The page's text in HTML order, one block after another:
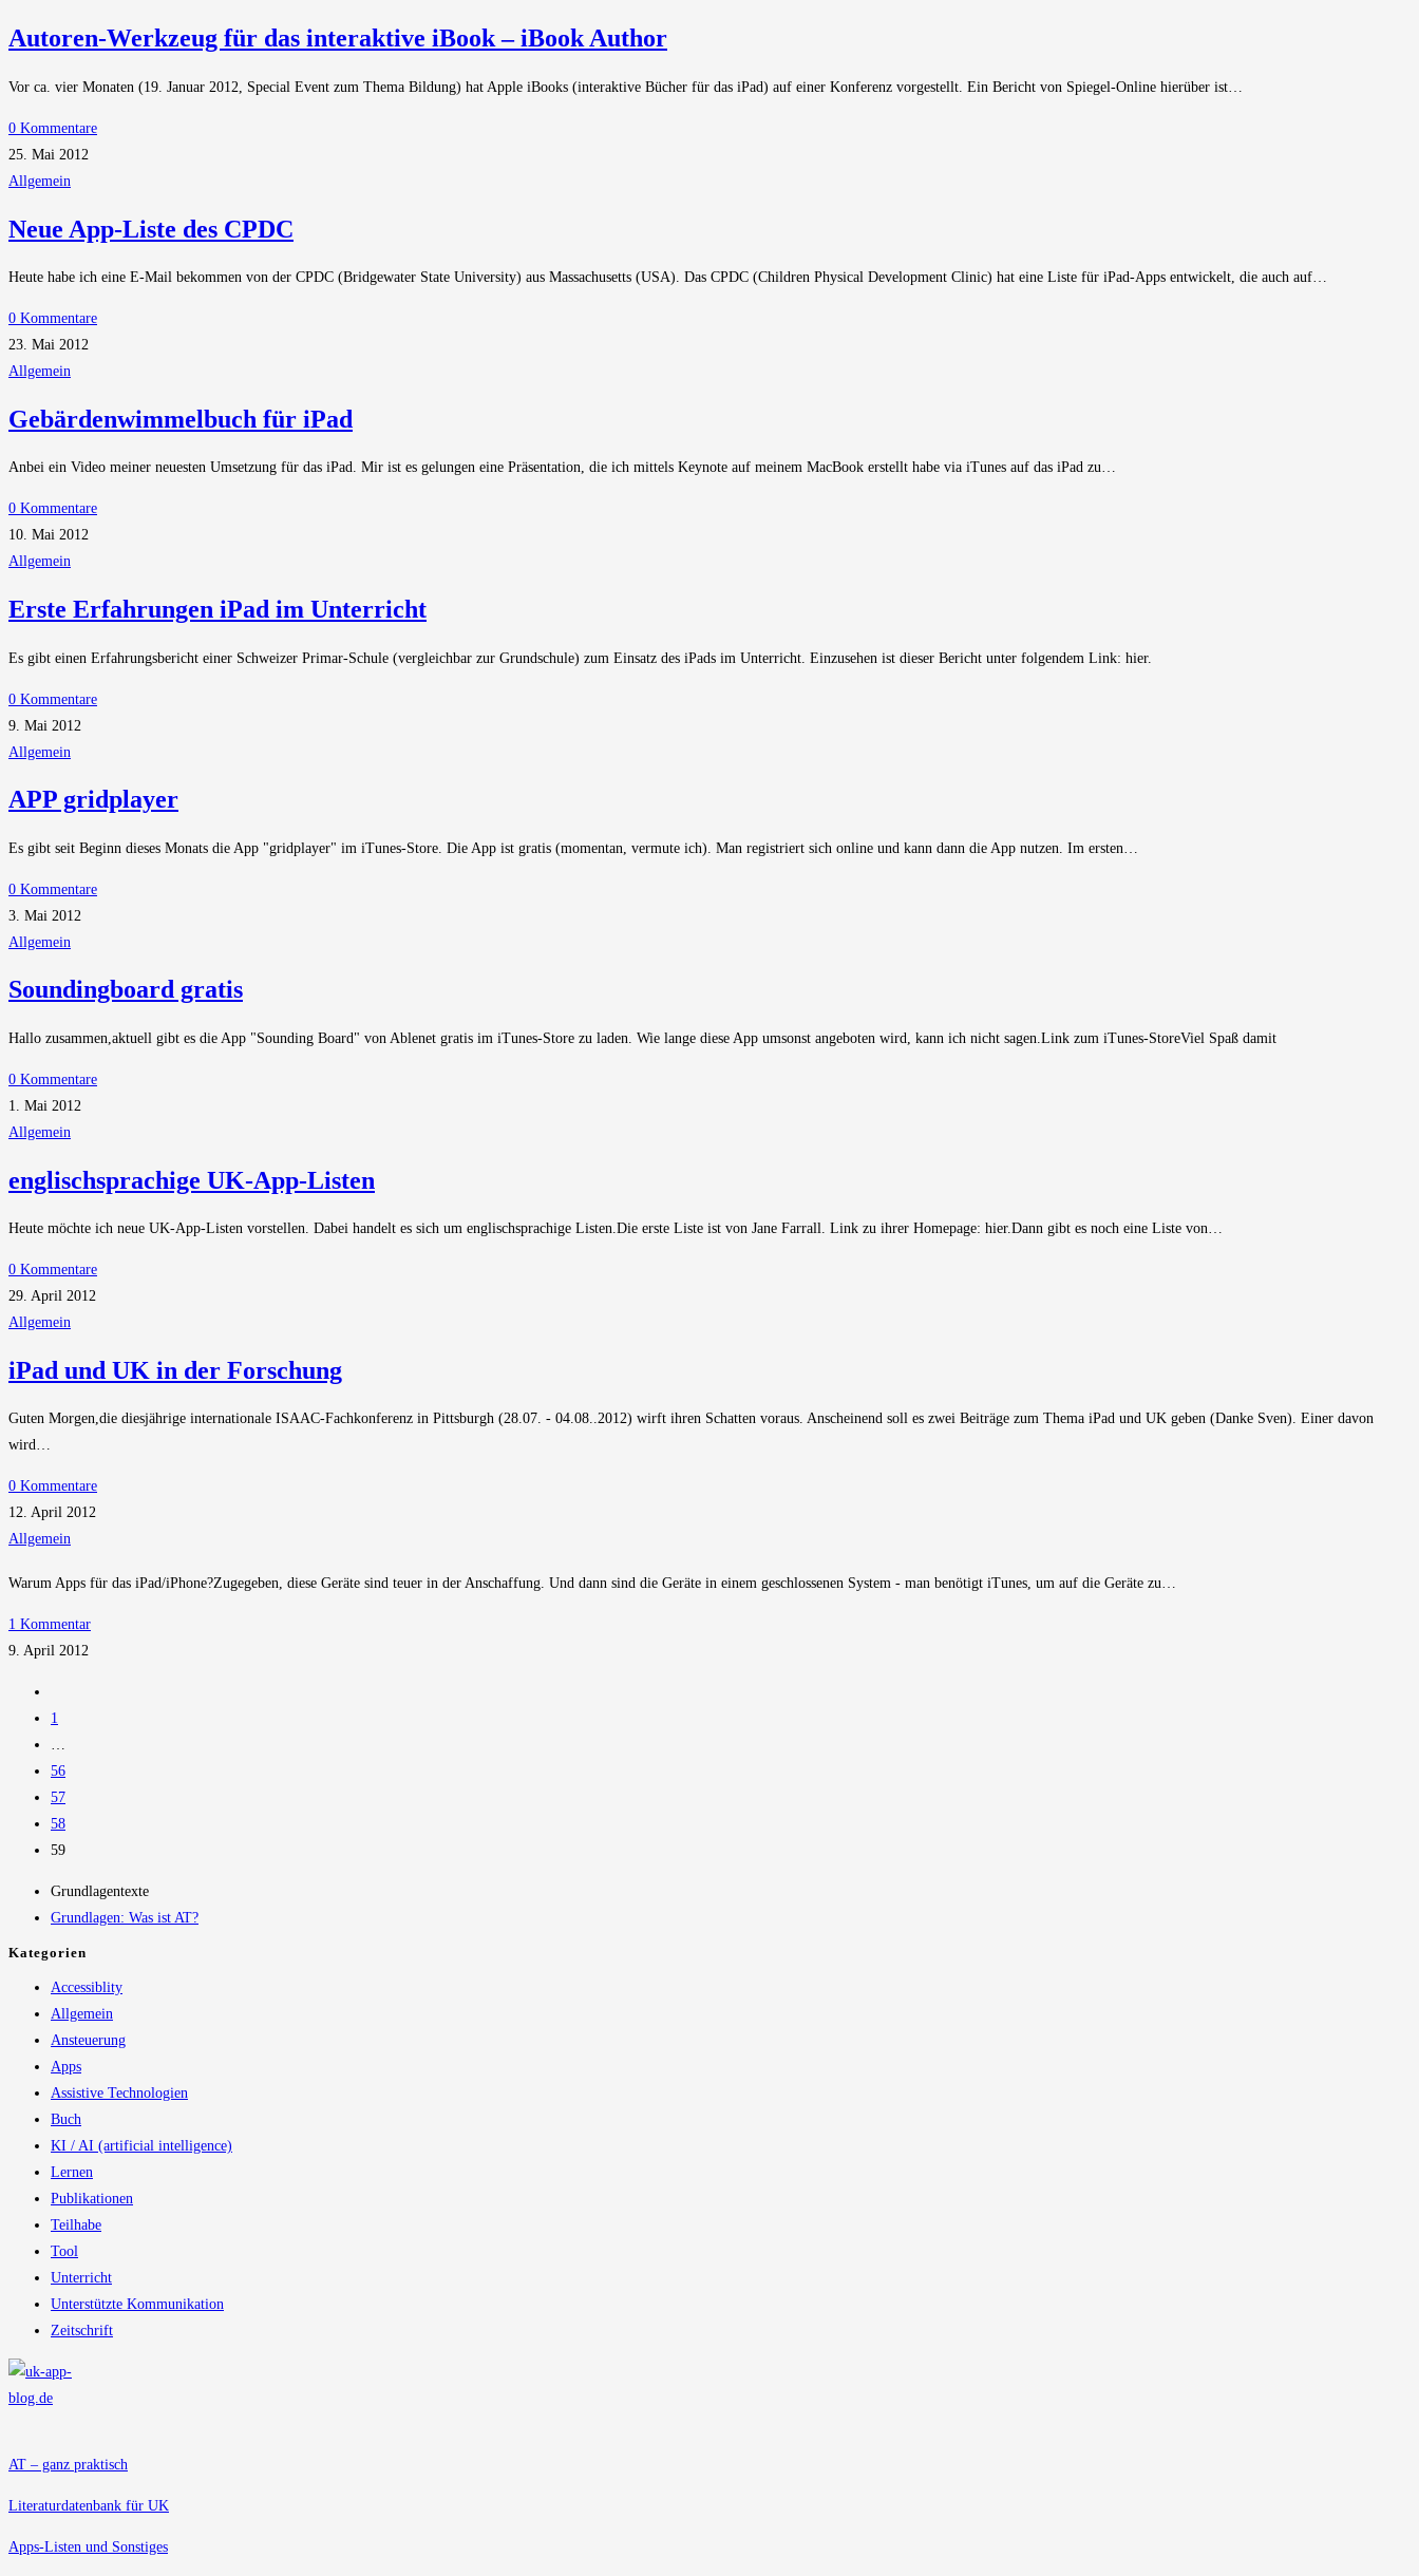
Autoren-Werkzeug für das interaktive iBook – iBook Author
Vor ca. vier Monaten (19. Januar 2012, Special Event zum Thema Bildung) hat Apple iBooks (interaktive Bücher für das iPad) auf einer Konferenz vorgestellt. Ein Bericht von Spiegel-Online hierüber ist…
0 Kommentare
25. Mai 2012
Allgemein
Neue App-Liste des CPDC
Heute habe ich eine E-Mail bekommen von der CPDC (Bridgewater State University) aus Massachusetts (USA). Das CPDC (Children Physical Development Clinic) hat eine Liste für iPad-Apps entwickelt, die auch auf…
0 Kommentare
23. Mai 2012
Allgemein
Gebärdenwimmelbuch für iPad
Anbei ein Video meiner neuesten Umsetzung für das iPad. Mir ist es gelungen eine Präsentation, die ich mittels Keynote auf meinem MacBook erstellt habe via iTunes auf das iPad zu…
0 Kommentare
10. Mai 2012
Allgemein
Erste Erfahrungen iPad im Unterricht
Es gibt einen Erfahrungsbericht einer Schweizer Primar-Schule (vergleichbar zur Grundschule) zum Einsatz des iPads im Unterricht. Einzusehen ist dieser Bericht unter folgendem Link: hier.
0 Kommentare
9. Mai 2012
Allgemein
APP gridplayer
Es gibt seit Beginn dieses Monats die App "gridplayer" im iTunes-Store. Die App ist gratis (momentan, vermute ich). Man registriert sich online und kann dann die App nutzen. Im ersten…
0 Kommentare
3. Mai 2012
Allgemein
Soundingboard gratis
Hallo zusammen,aktuell gibt es die App "Sounding Board" von Ablenet gratis im iTunes-Store zu laden. Wie lange diese App umsonst angeboten wird, kann ich nicht sagen.Link zum iTunes-StoreViel Spaß damit
0 Kommentare
1. Mai 2012
Allgemein
englischsprachige UK-App-Listen
Heute möchte ich neue UK-App-Listen vorstellen. Dabei handelt es sich um englischsprachige Listen.Die erste Liste ist von Jane Farrall. Link zu ihrer Homepage: hier.Dann gibt es noch eine Liste von…
0 Kommentare
29. April 2012
Allgemein
iPad und UK in der Forschung
Guten Morgen,die diesjährige internationale ISAAC-Fachkonferenz in Pittsburgh (28.07. - 04.08..2012) wirft ihren Schatten voraus. Anscheinend soll es zwei Beiträge zum Thema iPad und UK geben (Danke Sven). Einer davon
wird…
0 Kommentare
12. April 2012
Allgemein
Warum Apps für das iPad/iPhone?Zugegeben, diese Geräte sind teuer in der Anschaffung. Und dann sind die Geräte in einem geschlossenen System - man benötigt iTunes, um auf die Geräte zu…
1 Kommentar
9. April 2012
vorherigen
1
56
57
58
59
Grundlagentexte
Grundlagen: Was ist AT?
Kategorien
Accessiblity
Allgemein
Ansteuerung
Apps
Assistive Technologien
Buch
KI / AI (artificial intelligence)
Lernen
Publikationen
Teilhabe
Tool
Unterricht
Unterstützte Kommunikation
Zeitschrift
AT – ganz praktisch
Literaturdatenbank für UK
Apps-Listen und Sonstiges